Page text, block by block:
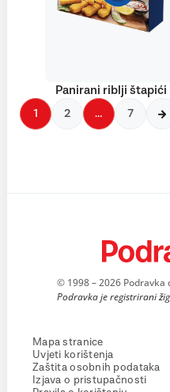
Panirani riblji štapići
1 2 … 7
© 1998 – 2026 Podravka
Podravka je registrirani
Mapa stranice
Uvjeti korištenja
Zaštita osobnih podataka
Izjava o pristupačnosti